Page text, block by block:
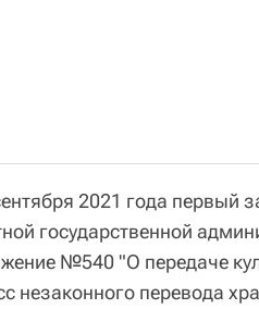
2021 года первый
государственной
№540 "О передаче
незаконного перевода